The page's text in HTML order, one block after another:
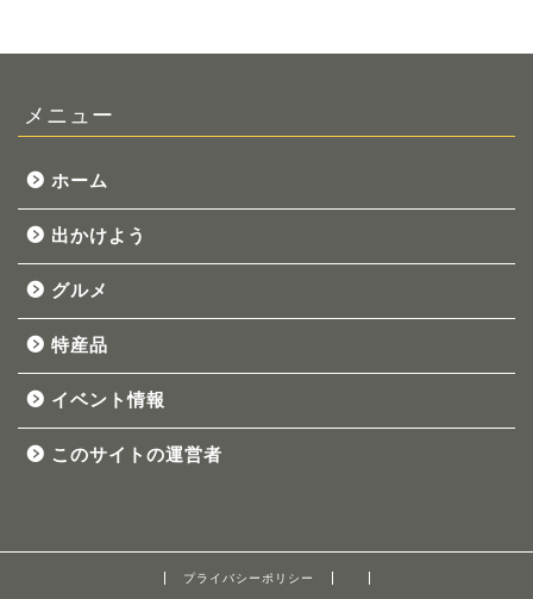
メニュー
ホーム
出かけよう
グルメ
特産品
イベント情報
このサイトの運営者
プライバシーポリシー